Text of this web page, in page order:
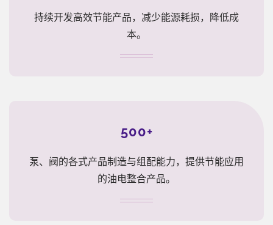
持续开发高效节能产品，减少能源耗损，降低成
本。
500+
泵、阀的各式产品制造与组配能力，提供节能应用
的油电整合产品。